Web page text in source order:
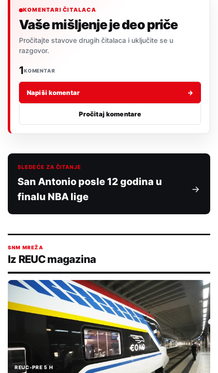
KOMENTARI ČITALACA
Vaše mišljenje je deo priče
Pročitajte stavove drugih čitalaca i uključite se u
razgovor.
1KOMENTAR
Napiši komentar →
Pročitaj komentare
SLEDEĆE ZA ČITANJE
San Antonio posle 12 godina u
finalu NBA lige
SNM MREŽA
Iz REUC magazina
REUC•PRE 5 H